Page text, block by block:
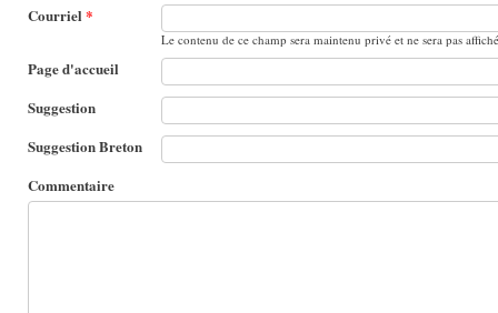
Courriel *
Le contenu de ce champ sera maintenu privé et ne sera pas
Page d'accueil
Suggestion
Suggestion Breton
Commentaire